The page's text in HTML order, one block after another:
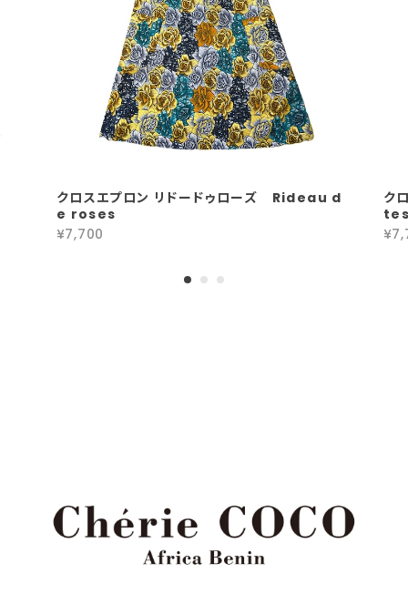
クロスエプロン リドードゥローズ Rideau d
e roses
¥7,700
ク